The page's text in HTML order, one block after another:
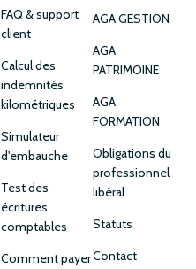
FAQ & support
client
Calcul des
indemnités
kilométriques
Simulateur
d'embauche
Test des
écritures
comptables
Comment payer
AGA GESTION
AGA
PATRIMOINE
AGA
FORMATION
Obligations du
professionnel
libéral
Statuts
Contact